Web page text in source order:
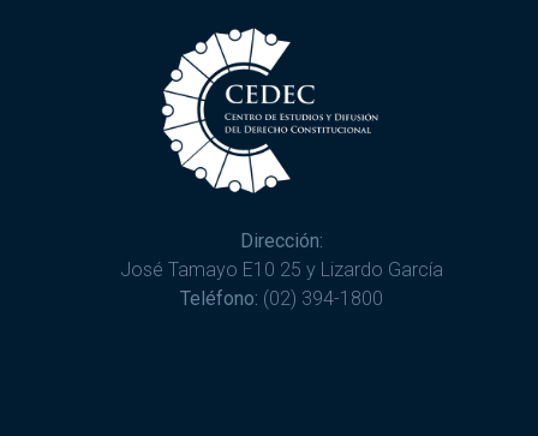
Dirección:
José Tamayo E10 25 y Lizardo García
Teléfono: (02) 394-1800